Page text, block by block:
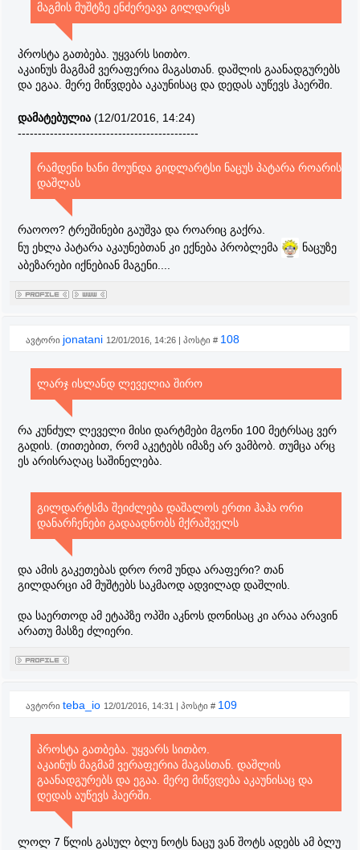
მაგმის მუშტზე ენძერეავა გილდარცს
პროსტა გათბება. უყვარს სითბო.
აკაინუს მაგმამ ვერაფერია მაგასთან. დაშლის გაანადგურებს
და ეგაა. მერე მიწვდება აკაუნისაც და დედას აუწევს ჰაერში.
დამატებულია (12/01/2016, 14:24)
---------------------------------------------
რამდენი ხანი მოუნდა გიდლარტსი ნაცუს პატარა როარის
დაშლას
რაოოო? ტრეშინები გაუშვა და როარიც გაქრა.
ნუ ეხლა პატარა აკაუნებთან კი ექნება პრობლემა
ნაცუზე
აბეზარები იქნებიან მაგენი....
ავტორი jonatani 12/01/2016, 14:26 | პოსტი # 108
ლარჯ ისლანდ ლეველია შირო
რა კუნძულ ლეველი მისი დარტმები მგონი 100 მეტრსაც ვერ
გადის. (თითებით, რომ აკეტებს იმაზე არ ვამბობ. თუმცა არც
ეს არისრაღაც საშინელება.
გილდარტსმა შეიძლება დაშალოს ერთი ჰაჰა ორი
დანარჩენები გადაადნობს მქრაშველს
და ამის გაკეთებას დრო რომ უნდა არაფერი? თან
გილდარცი ამ მუშტებს საკმაოდ ადვილად დაშლის.
და საერთოდ ამ ეტაპზე ოპში აკნოს დონისაც კი არაა არავინ
არათუ მასზე ძლიერი.
ავტორი teba_io 12/01/2016, 14:31 | პოსტი # 109
პროსტა გათბება. უყვარს სითბო.
აკაინუს მაგმამ ვერაფერია მაგასთან. დაშლის
გაანადგურებს და ეგაა. მერე მიწვდება აკაუნისაც და
დედას აუწევს ჰაერში.
ლოლ 7 წლის გასულ ბლუ ნოტს ნაცუ ვან შოტს ადებს ამ ბლუ